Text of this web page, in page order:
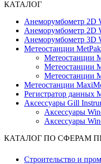
КАТАЛОГ
Анеморумбометр 2D
Анеморумбометр 2D
Анеморумбометр 3D
Метеостанции MetPak
Метеостанции
Метеостанции
Метеостанции
Метеостанции
Регистратор данных
Аксессуары Gill
Аксессуары
Аксессуары
КАТАЛОГ ПО СФЕРАМ
Строительство и